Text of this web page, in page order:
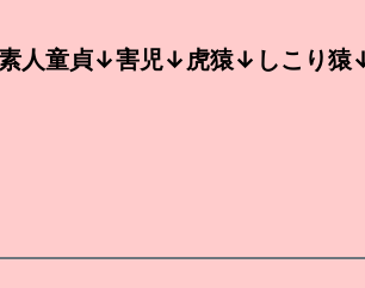
人童貞↓害児↓虎猿↓しこり